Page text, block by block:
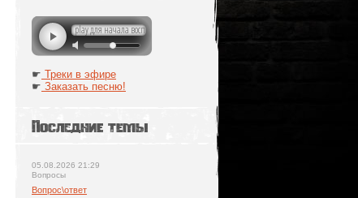
☛ Треки в эфире
☛ Заказать песню!
Последние темы
05.08.2026 21:29
Вопросы
Вопрос\ответ